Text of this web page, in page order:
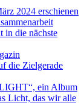
2024 erschienen
in die nächste
die Zielgerade
ein Album
Licht, das wir alle